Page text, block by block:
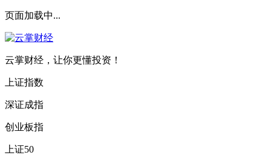
页面加载中...
云掌财经，让你更懂投资！
上证指数
深证成指
创业板指
上证50